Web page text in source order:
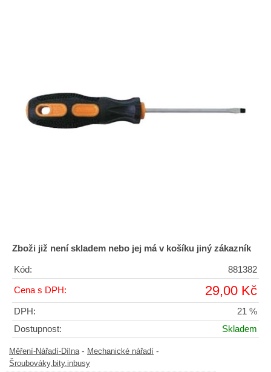
Zboži již není skladem nebo jej má v košíku jiný zákazník
Kód: 881382
Cena s DPH: 29,00 Kč
DPH:
21 %
Dostupnost:
Skladem
Měření-Nářadí-Dílna- Mechanické nářadí -
Šroubováky,bity,inbusy